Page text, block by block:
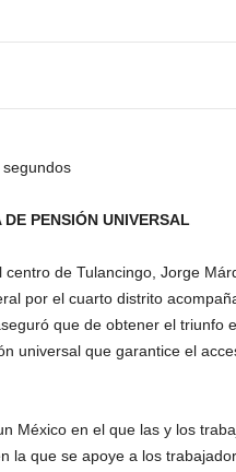
PENSIÓN UNIVERSAL
de Tulancingo, Jorge
por el cuarto distrito
que de obtener el triunfo
universal que garantice el
México en el que las y los
la que se apoye a los